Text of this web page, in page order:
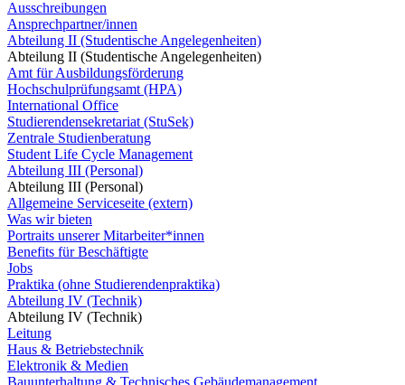
Ausschreibungen
Ansprechpartner/innen
Abteilung II (Studentische Angelegenheiten)
Abteilung II (Studentische Angelegenheiten)
Amt für Ausbildungsförderung
Hochschulprüfungsamt (HPA)
International Office
Studierendensekretariat (StuSek)
Zentrale Studienberatung
Student Life Cycle Management
Abteilung III (Personal)
Abteilung III (Personal)
Allgemeine Serviceseite (extern)
Was wir bieten
Portraits unserer Mitarbeiter*innen
Benefits für Beschäftigte
Jobs
Praktika (ohne Studierendenpraktika)
Abteilung IV (Technik)
Abteilung IV (Technik)
Leitung
Haus & Betriebstechnik
Elektronik & Medien
Bauunterhaltung & Technisches Gebäudemanagement